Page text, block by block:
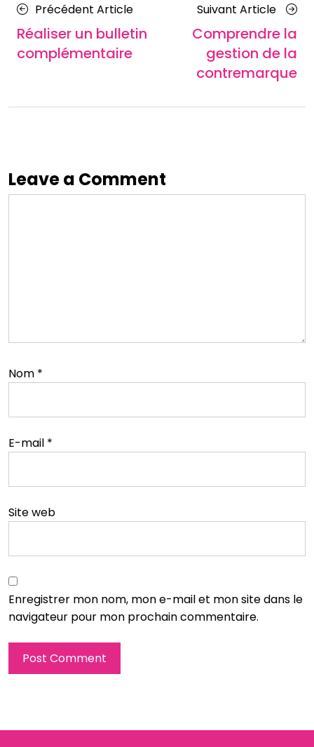
Précédent Article
Réaliser un bulletin
complémentaire
Suivant Article
Comprendre la
gestion de la
contremarque
Leave a Comment
Nom *
E-mail *
Site web
Enregistrer mon nom, mon e-mail et mon site dans le
navigateur pour mon prochain commentaire.